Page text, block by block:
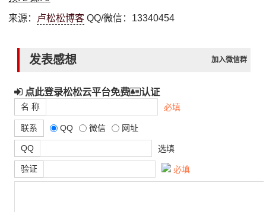
来源： 卢松松博客 QQ/微信：13340454
发表感想 加入微信群
点此登录松松云平台免费 认证
名 称 必填
联系 QQ 微信 网址
QQ 选填
验证 必填